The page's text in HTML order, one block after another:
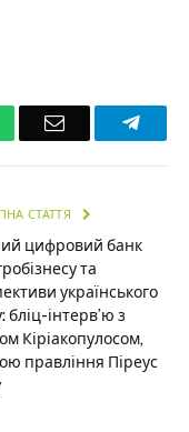
Email
СТАТТЯ
цифровий банк
та
українського
бліц-інтерв’ю з
Кіріакопулосом,
правління Піреус